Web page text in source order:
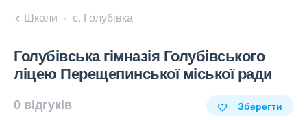
Школи с. Голубівка
Голубівська гімназія Голубівського
ліцею Перещепинської міської ради
0 відгуків Зберегти